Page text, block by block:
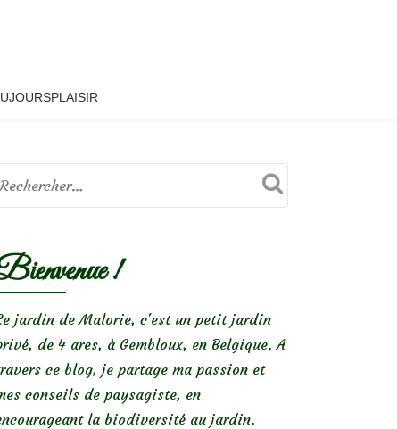
!
jardin de Malorie, c'est un petit jardin
de 4 ares, à Gembloux, en Belgique. A
ce blog, je partage ma passion et
conseils de paysagiste, en
la biodiversité au jardin.